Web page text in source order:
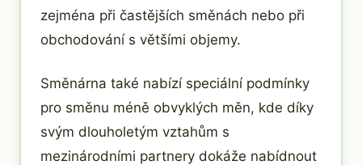
zejména při častějších směnách nebo při
obchodování s většími objemy.
Směnárna také nabízí speciální podmínky
pro směnu méně obvyklých měn, kde díky
svým dlouholetým vztahům s
mezinárodními partnery dokáže nabídnout